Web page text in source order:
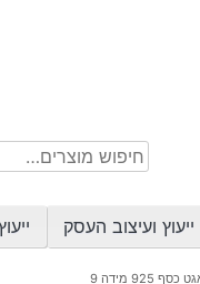
חיפוש
עבור:
ייעוץ ועיצוב העסק
מידה 9